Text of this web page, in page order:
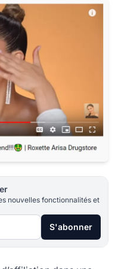
nouvelles fonctionnalités et
S'abonner